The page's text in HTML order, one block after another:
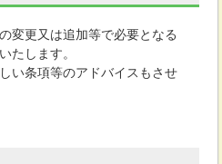
変更又は追加等で必要となる
たします。
い条項等のアドバイスもさせ